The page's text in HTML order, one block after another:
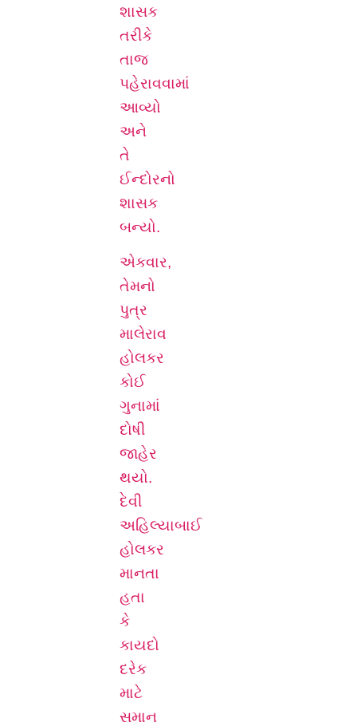
શાસક
તરીકે
તાજ
પહેરાવવામાં
આવ્યો
અને
તે
ઈન્દોરનો
શાસક
બન્યો.
એકવાર,
તેમનો
પુત્ર
માલેરાવ
હોલકર
કોઈ
ગુનામાં
દોષી
જાહેર
થયો.
દેવી
અહિલ્યાબાઈ
હોલકર
માનતા
હતા
કે
કાયદો
દરેક
માટે
સમાન